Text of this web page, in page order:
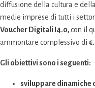
diffusione della cultura e
medie imprese di tutti i
Voucher Digitali I4.0,con il
ammontare complessivo di
Gli obiettivi sono i seguenti:
sviluppare dinamiche